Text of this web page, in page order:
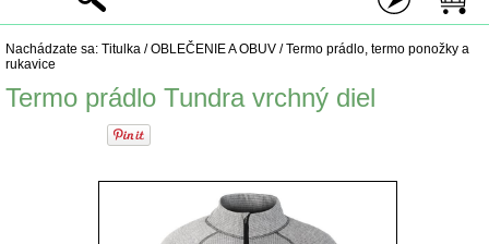
Nachádzate sa: Titulka /OBLEČENIE A OBUV /Termo prádlo, termo ponožky a
rukavice
Termo prádlo Tundra vrchný diel